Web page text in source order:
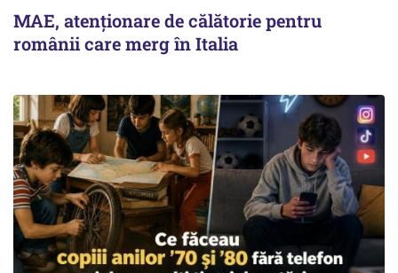
MAE, atenționare de călătorie pentru
românii care merg în Italia